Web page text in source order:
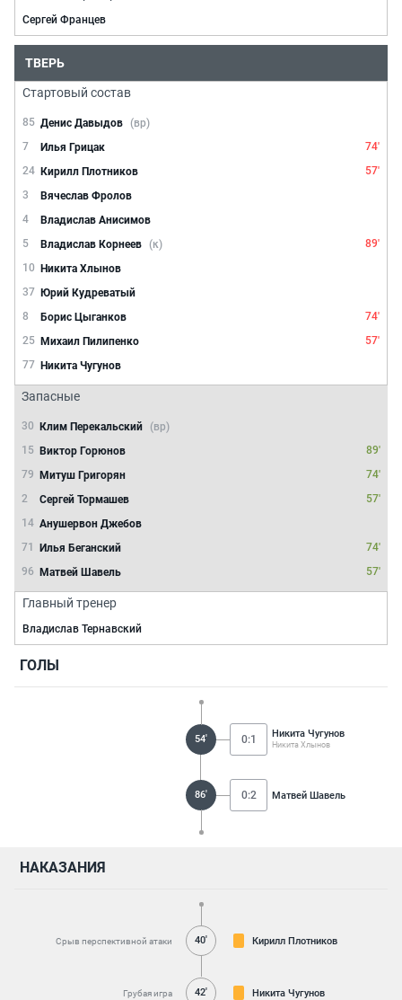
Сергей Францев
ТВЕРЬ
Стартовый состав
85 Денис Давыдов (вр)
7
Илья Грицак
74'
24 Кирилл Плотников
57'
3
Вячеслав Фролов
4
Владислав Анисимов
5
Владислав Корнеев (к)
89'
10 Никита Хлынов
37 Юрий Кудреватый
8
Борис Цыганков
74'
25 Михаил Пилипенко
57'
77 Никита Чугунов
Запасные
30 Клим Перекальский
(вр)
15 Виктор Горюнов
89'
79 Митуш Григорян
74'
2
Сергей Тормашев
57'
14 Анушервон Джебов
71
Илья Беганский
74'
96 Матвей Шавель 57'
Главный тренер
Владислав Тернавский
ГОЛЫ
54' 0:1 Никита Чугунов
Никита Хлынов
86' 0:2 Матвей Шавель
НАКАЗАНИЯ
Срыв перспективной атаки 40' Кирилл Плотников
Грубая игра 42' Никита Чугунов